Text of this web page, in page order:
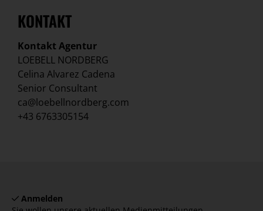
KONTAKT
Kontakt Agentur
LOEBELL NORDBERG
Celina Alvarez Cadena
Senior Consultant
ca@loebellnordberg.com
+43 6763305154
Anmelden